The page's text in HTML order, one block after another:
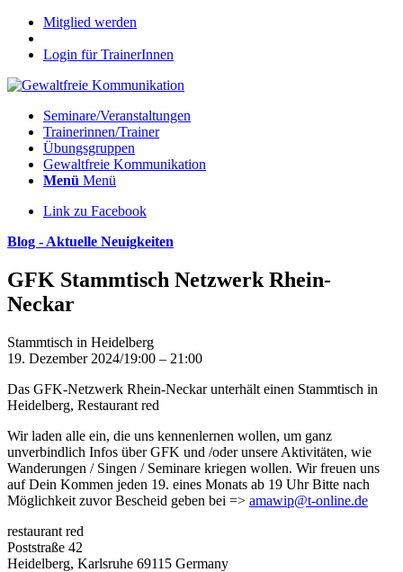
Mitglied werden
Login für TrainerInnen
Seminare/Veranstaltungen
Trainerinnen/Trainer
Übungsgruppen
Gewaltfreie Kommunikation
Menü Menü
Link zu Facebook
Blog - Aktuelle Neuigkeiten
GFK Stammtisch Netzwerk Rhein-
Neckar
Stammtisch in Heidelberg
19. Dezember 2024/19:00 – 21:00
Das GFK-Netzwerk Rhein-Neckar unterhält einen Stammtisch in
Heidelberg, Restaurant red
Wir laden alle ein, die uns kennenlernen wollen, um ganz
unverbindlich Infos über GFK und /oder unsere Aktivitäten, wie
Wanderungen / Singen / Seminare kriegen wollen. Wir freuen uns
auf Dein Kommen jeden 19. eines Monats ab 19 Uhr Bitte nach
Möglichkeit zuvor Bescheid geben bei => amawip@t-online.de
restaurant red
Poststraße 42
Heidelberg, Karlsruhe 69115 Germany